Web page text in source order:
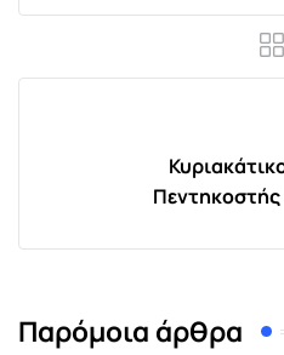
Παρόμοια άρθρα